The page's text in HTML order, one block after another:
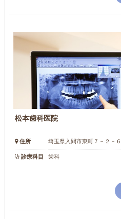
松本歯科医院
住所 埼玉県入間市東町７－２－６
診療科目 歯科